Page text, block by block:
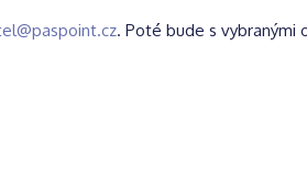
. Poté bude s vybranými